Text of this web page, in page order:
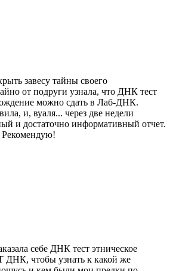
завесу тайны своего
от подруги узнала, что ДНК тест
можно сдать в Лаб-ДНК.
и, вуаля... через две недели
и достаточно информативный отчет.
Рекомендую!
себе ДНК тест этническое
ДНК, чтобы узнать к какой же